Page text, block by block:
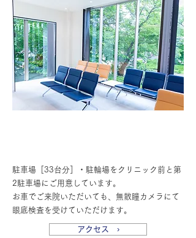
駐車場［33台分］・駐輪場をクリニック前と第
2駐車場にご用意しています。
お車でご来院いただいても、無散瞳カメラにて
眼底検査を受けていただけます。
アクセス ›